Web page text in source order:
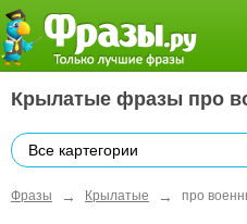
Крылатые фразы про
Все картегории
Фразы → Крылатые → про